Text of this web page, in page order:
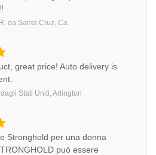
da Santa Cruz, Ca
great price! Auto delivery is
dagli Stati Uniti, Arlington
Stronghold per una donna
può essere